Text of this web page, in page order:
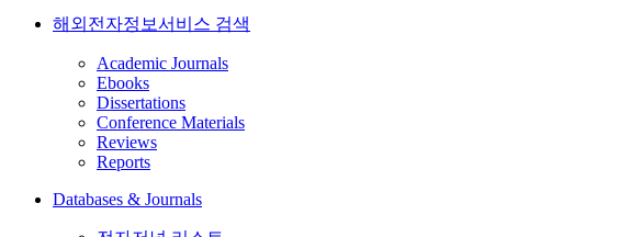
해외전자정보서비스 검색
Academic Journals
Ebooks
Dissertations
Conference Materials
Reviews
Reports
Databases & Journals